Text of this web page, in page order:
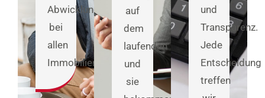
Abwicklung
bei
allen
Immobilienanliegen.
auf
dem
laufenden
und
sie
und
Transparenz.
Jede
Entscheidung
treffen